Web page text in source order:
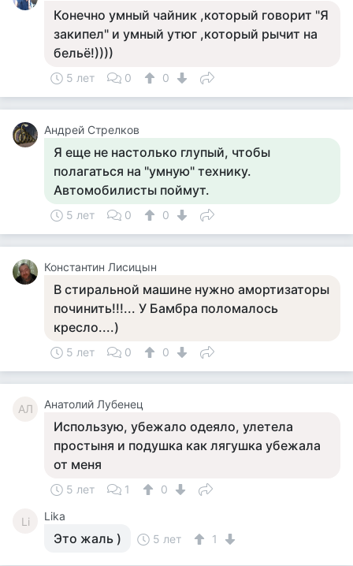
Конечно умный чайник ,который говорит "Я
закипел" и умный утюг ,который рычит на
бельё!))))
5 лет 0 0
Андрей Стрелков
Я еще не настолько глупый, чтобы
полагаться на "умную" технику.
Автомобилисты поймут.
5 лет 0 0
Константин Лисицын
В стиральной машине нужно амортизаторы
починить!!!... У Бамбра поломалось
кресло....)
5 лет 0 0
АЛ Анатолий Лубенец
Использую, убежало одеяло, улетела
простыня и подушка как лягушка убежала
от меня
5 лет 1 0
Li Lika
Это жаль ) 5 лет 1